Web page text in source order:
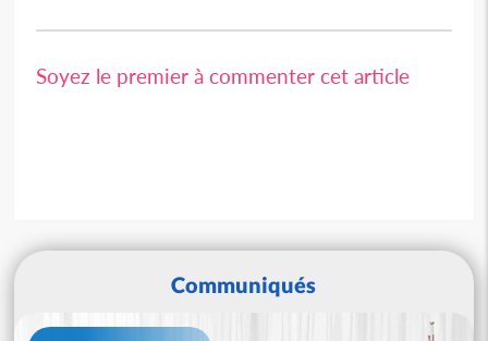
Soyez le premier à commenter cet article
Communiqués